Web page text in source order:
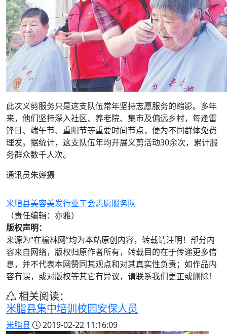
此次义剪服务只是这支队伍常年坚持志愿服务的缩影。多年
来，他们坚持深入社区、养老院、集市及偏远乡村，每逢雷
锋日、端午节、重阳节等重要时间节点，便为不同群体免费
理发。据统计，这支队伍年均开展义剪活动30余次，累计服
务群众数千人次。
通讯员朱婵摄
米脂县美容美发行业工会志愿服务队
（责任编辑：亦雅）
版权声明：
来源为“在榆林网”均为本站原创内容，转载请注明！部分内
容来自网络，版权归原作者所有，转载目的在于传递更多信
息，并不代表本网赞同其观点和对其真实性负责；如作品内
容有误，或对版权等其它有异议，请联系我们更正或删除！
相关阅读：
米脂县集中培训校园安保人员
米脂县 2019-02-22 11:16:09